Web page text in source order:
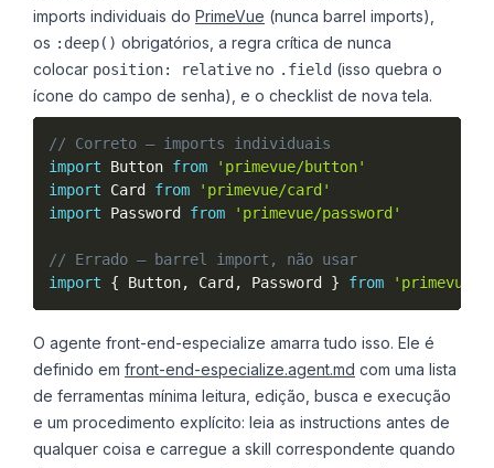
imports individuais do PrimeVue (nunca barrel imports),
os :deep() obrigatórios, a regra crítica de nunca
colocar position: relative no .field (isso quebra o
ícone do campo de senha), e o checklist de nova tela.
// Correto — imports individuais
import Button from
'primevue/button'
import Card from
'primevue/card'
import Password from 'primevue/password'
// Errado — barrel import, não usar
import
{ Button, Card , Password } from 'primevue'
O agente front-end-especialize amarra tudo isso. Ele é
definido em front-end-especialize.agent.md com uma lista
de ferramentas mínima leitura, edição, busca e execução
e um procedimento explícito: leia as instructions antes de
qualquer coisa e carregue a skill correspondente quando